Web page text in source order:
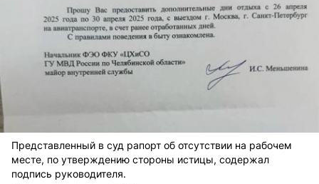
Представленный в суд рапорт об отсутствии на рабочем
месте, по утверждению стороны истицы, содержал
подпись руководителя.